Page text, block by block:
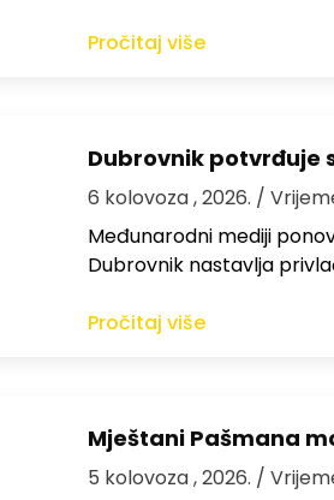
Pročitaj više
Dubrovnik potvrđuje
6 kolovoza , 2026. /
Međunarodni mediji
Dubrovnik nastavlja
Pročitaj više
Mještani Pašmana
5 kolovoza , 2026. /